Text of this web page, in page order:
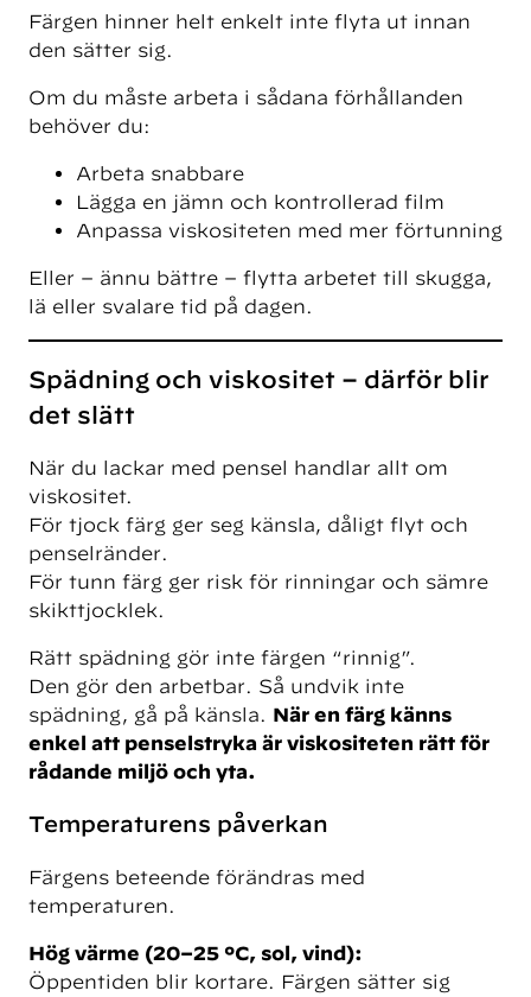
Färgen hinner helt enkelt inte flyta ut innan
den sätter sig.
Om du måste arbeta i sådana förhållanden
behöver du:
Arbeta snabbare
Lägga en jämn och kontrollerad film
Anpassa viskositeten med mer förtunning
Eller – ännu bättre – flytta arbetet till skugga,
lä eller svalare tid på dagen.
Spädning och viskositet – därför blir
det slätt
När du lackar med pensel handlar allt om
viskositet.
För tjock färg ger seg känsla, dåligt flyt och
penselränder.
För tunn färg ger risk för rinningar och sämre
skikttjocklek.
Rätt spädning gör inte färgen “rinnig”.
Den gör den arbetbar. Så undvik inte
spädning, gå på känsla. När en färg känns
enkel att penselstryka är viskositeten rätt för
rådande miljö och yta.
Temperaturens påverkan
Färgens beteende förändras med
temperaturen.
Hög värme (20–25 °C, sol, vind):
Öppentiden blir kortare. Färgen sätter sig